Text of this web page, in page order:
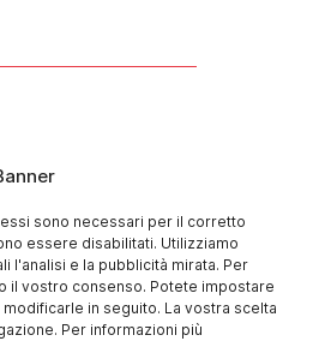
sono necessari per il corretto
essere disabilitati. Utilizziamo
l'analisi e la pubblicità mirata. Per
il vostro consenso. Potete impostare
in seguito. La vostra scelta
Per informazioni più